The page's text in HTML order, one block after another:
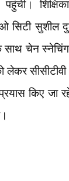
सिटी सुशील
के साथ चेन
लेकर
किए जा